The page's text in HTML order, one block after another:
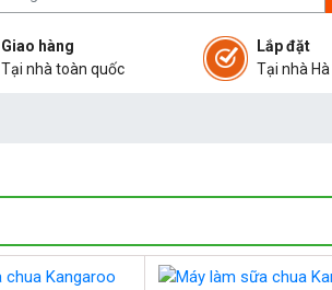
Giao hàng
Tại nhà toàn quốc
Lắp đặt
Tại nhà Hà